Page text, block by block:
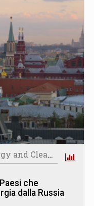
Centre for Research on Energy and Clean Air
che
dalla Russia